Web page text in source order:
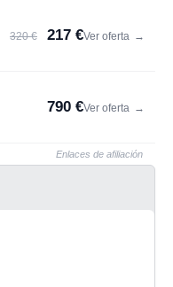
320 € 217 €Ver oferta →
790 €Ver oferta →
Enlaces de afiliación